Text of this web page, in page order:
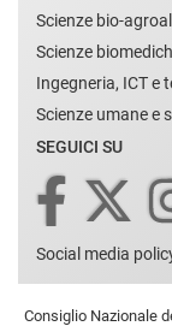
Scienze bio-
Scienze
Ingegneria, ICT e
Scienze umane e
SEGUICI SU
Social media
Consiglio Nazionale